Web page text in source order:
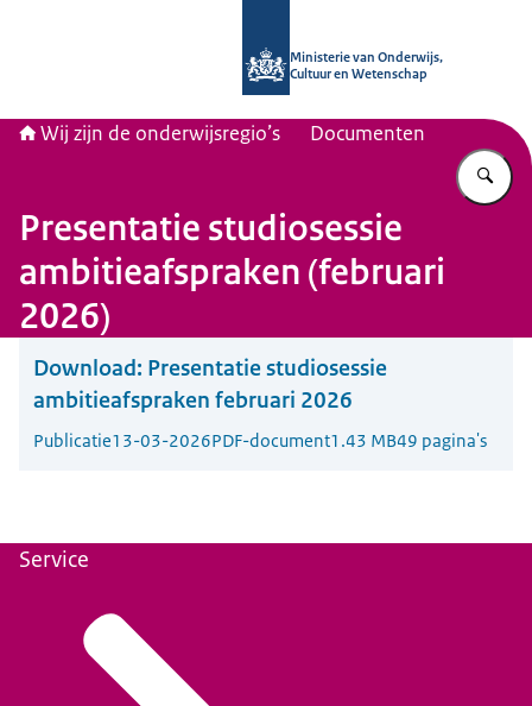
Ministerie van Onderwijs,
Cultuur en Wetenschap
Wij zijn de onderwijsregio’s Documenten
Presentatie studiosessie
ambitieafspraken (februari
2026)
Download: Presentatie studiosessie
ambitieafspraken februari 2026
Publicatie13-03-2026PDF-document1.43 MB49 pagina's
Service